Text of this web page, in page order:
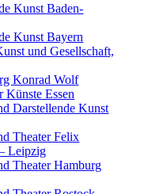
Kunst Baden-
Kunst Bayern
und Gesellschaft,
Konrad Wolf
Künste Essen
Darstellende Kunst
Theater Felix
Leipzig
Theater Hamburg